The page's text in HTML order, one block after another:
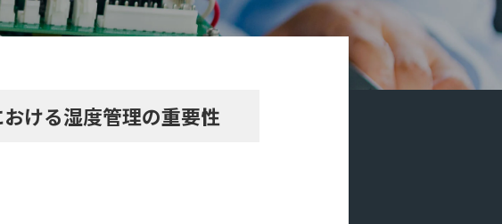
ける湿度管理の重要性